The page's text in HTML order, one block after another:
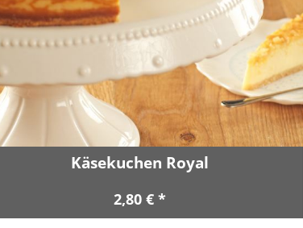
Käsekuchen Royal
2,80 € *